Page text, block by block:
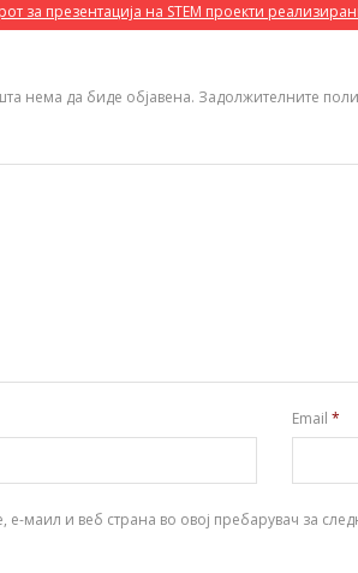
за презентација на STEM проекти
нема да биде објавена. Задолжителните
Email*
е-маил и веб страна во овој пребарувач за